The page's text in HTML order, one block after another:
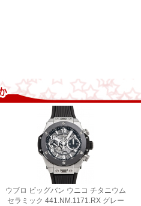
ウブロ ビッグバン ウニコ チタニウム
セラミック 441.NM.1171.RX グレー